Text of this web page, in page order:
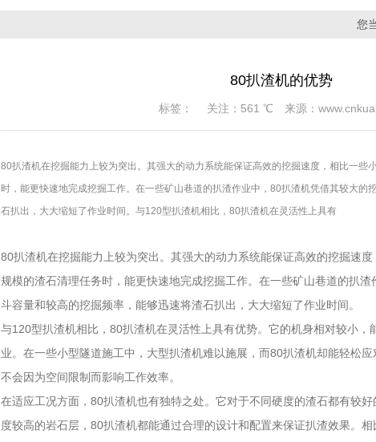
您
80扒渣机的优势
标签： 关注：561 ℃ 来源：
80扒渣机在挖掘能力上较为突出。其强大的动力系统能保证高效的挖掘速度，相比一些
时，能更快速地完成挖掘工作。在一些矿山巷道的扒渣作业中，80扒渣机凭借其较大的
石扒出，大大缩短了作业时间。与120型扒渣机相比，80扒渣机在灵活性上具有
80扒渣机在挖掘能力上较为突出。其强大的动力系统能保证高效的挖掘速
规模的渣石清理任务时，能更快速地完成挖掘工作。在一些矿山巷道的扒
斗容量和较高的挖掘频率，能够迅速将渣石扒出，大大缩短了作业时间。
与120型扒渣机相比，80扒渣机在灵活性上具有优势。它的机身相对较小，
业。在一些小型隧道施工中，大型扒渣机难以施展，而80扒渣机却能轻松应
不会因为空间限制而影响工作效率。
在适应工况方面，80扒渣机也有独特之处。它对于不同硬度的渣石都有较
度较高的岩石层，80扒渣机都能通过合理的设计和配置来保证扒渣效果。